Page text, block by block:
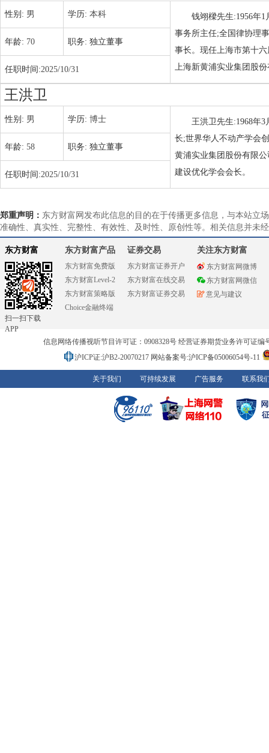
性别: 男 学历: 本科
钱翊樑先生:1956年
事务所主任;全国律协理
事长。现任上海市第十
上海新黄浦实业集团股
年龄: 70 职务: 独立董事
任职时间:2025/10/31
王洪卫
性别: 男 学历: 博士
王洪卫先生:1968年
长;世界华人不动产学会
黄浦实业集团股份有限
建设优化学会会长。
年龄: 58 职务: 独立董事
任职时间:2025/10/31
郑重声明： 东方财富网发布此信息的目的在于传播更多信息，与本站立
准确性、真实性、完整性、有效性、及时性、原创性等。相关信息并未
东方财富
扫一扫下载
APP
东方财富产品
东方财富免费版
东方财富Level-2
东方财富策略版
Choice金融终端
证券交易
东方财富证券开户
东方财富在线交易
东方财富证券交易
关注东方财富
东方财富网微博
东方财富网微信
意见与建议
信息网络传播视听节目许可证：0908328号 经营证券期货业务许可证编
沪ICP证:沪B2-20070217 网站备案号:沪ICP备05006054号-11
关于我们 可持续发展 广告服务 联系我